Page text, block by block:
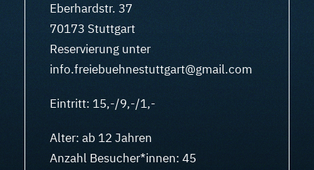
Eberhardstr. 37
70173 Stuttgart
Reservierung unter
info.freiebuehnestuttgart@gmail.com
Eintritt: 15,-/9,-/1,-
Alter: ab 12 Jahren
Anzahl Besucher*innen: 45